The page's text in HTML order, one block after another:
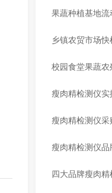
选型对比
果蔬种植基地
对比
乡镇农贸市场
对比
校园食堂果蔬
比
瘦肉精检测仪
唐 YT-SRJG 多
瘦肉精检测仪
SRJG 对比其余
瘦肉精检测仪
YT-SRJG 对比
四大品牌瘦肉